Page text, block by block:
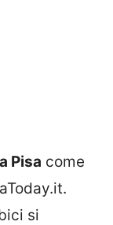
Pisa come
si